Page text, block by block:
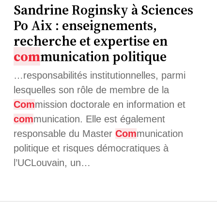
Sandrine Roginsky à Sciences
Po Aix : enseignements,
recherche et expertise en
communication politique
…responsabilités institutionnelles, parmi
lesquelles son rôle de membre de la
Commission doctorale en information et
communication. Elle est également
responsable du Master Communication
politique et risques démocratiques à
l’UCLouvain, un…